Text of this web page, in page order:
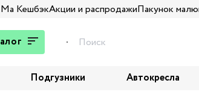
КешбэкАкции и распродажиПакунок
Подгузники Автокресла